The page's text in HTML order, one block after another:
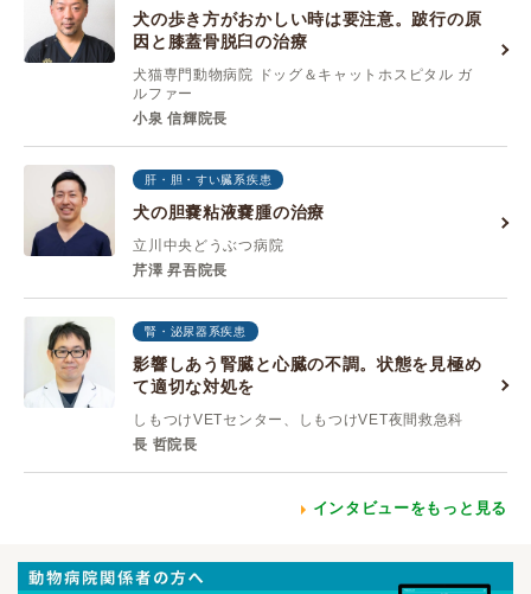
犬の歩き方がおかしい時は要注意。跛行の原
因と膝蓋骨脱臼の治療
犬猫専門動物病院 ドッグ＆キャットホスピタル ガ
ルファー
小泉 信輝院長
肝・胆・すい臓系疾患
犬の胆嚢粘液嚢腫の治療
立川中央どうぶつ病院
芹澤 昇吾院長
腎・泌尿器系疾患
影響しあう腎臓と心臓の不調。状態を見極め
て適切な対処を
しもつけVETセンター、しもつけVET夜間救急科
長 哲院長
インタビューをもっと見る